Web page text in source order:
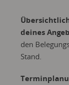
deines
den
Stand.